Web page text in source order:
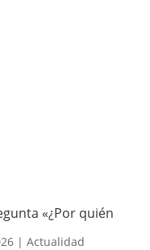
«¿Por quién
| Actualidad